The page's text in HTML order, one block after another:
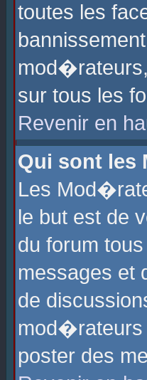
toutes les
sur tous les
Revenir en
Qui sont les
Les
le but est de
du forum
messages et
de
poster des